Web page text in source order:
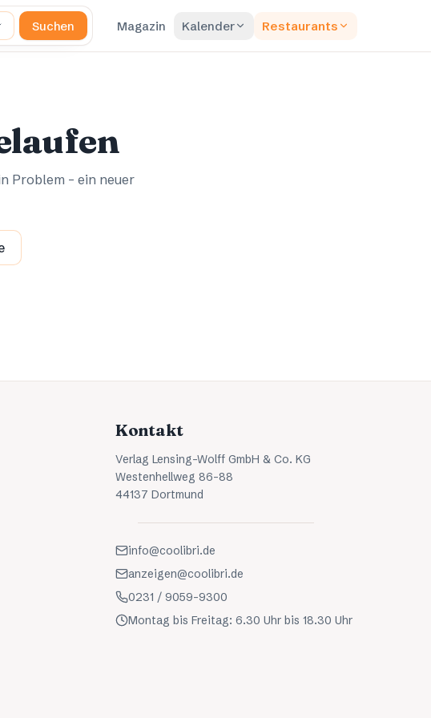
Suchen Magazin Kalender Restaurants
Problem – ein neuer
Kontakt
Verlag Lensing-Wolff GmbH & Co. KG
Westenhellweg 86-88
44137 Dortmund
info@coolibri.de
anzeigen@coolibri.de
0231 / 9059-9300
Montag bis Freitag: 6.30 Uhr bis 18.30 Uhr